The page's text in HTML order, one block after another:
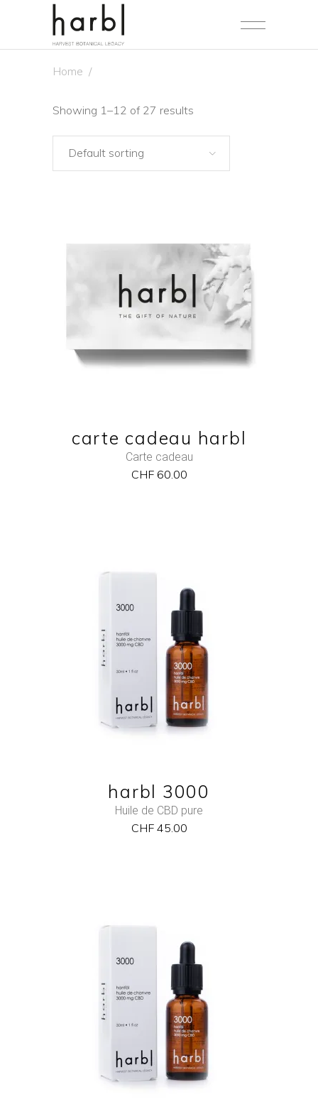
Home /
Showing 1–12 of 27 results
Default sorting
ADD TO CART
QUICK VIEW
carte cadeau harbl
Carte cadeau
CHF60.00
ADD TO CART
QUICK VIEW
harbl 3000
Huile de CBD pure
CHF45.00
ADD TO CART
QUICK VIEW